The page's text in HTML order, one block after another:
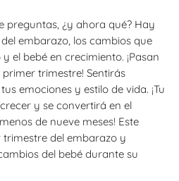
preguntas, ¿y ahora qué? Hay
embarazo, los cambios que
el bebé en crecimiento. ¡Pasan
trimestre! Sentirás
emociones y estilo de vida. ¡Tu
y se convertirá en el
de nueve meses! Este
del embarazo y
del bebé durante su